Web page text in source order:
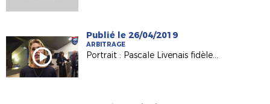
Publié le 26/04/2019
ARBITRAGE
Portrait : Pascale Livenais fidèle à l'arbitrage et à son club depuis 26 saisons !